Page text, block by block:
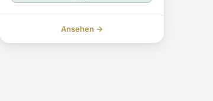
149,00 €
144,90 €.
Ansehen →